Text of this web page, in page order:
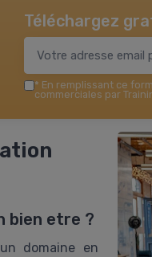
Téléchargez
* En remplissant ce
commerciales par
bien etre ?
domaine en